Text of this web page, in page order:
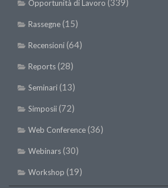
SISEF Notebook (Rassegna Stampa)
SISEF Eventi
SISEF@Facebook
@SISEF Tweets
@ForestTweeting
Opportunità di Lavoro (339)
Rassegne(15)
Recensioni(64)
Reports(28)
Seminari(13)
Simposii(72)
Web Conference(36)
Webinars(30)
Workshop (19)